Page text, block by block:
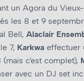
un Agora du
les 8 et 9
Bell, Alaclair
7, Karkwa effectuer
c’est complet),
avec un DJ set